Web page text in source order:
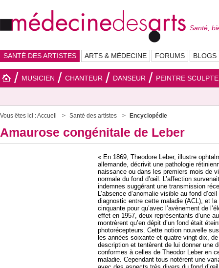
Santé,
SANTÉ DES ARTISTES ARTS & MÉDECINE FORUMS BLOGS
MUSICIEN CHANTEUR DANSEUR PEINTRE
Vous êtes ici :Accueil Santé des artistes Encyclopédie
Amaurose congénitale de Leber
« En 1869, Theodore Leber, illustre
allemande, décrivit une pathologie
naissance ou dans les premiers mois de
normale du fond d’œil. L’affection
indemnes suggérant une transmission
L’absence d’anomalie visible au fond
diagnostic entre cette maladie (ACL), et
cinquante pour qu’avec l’avènement de
effet en 1957, deux représentants d’une
montrèrent qu’en dépit d’un fond était
photorécepteurs. Cette notion nouvelle
les années soixante et quatre vingt-dix,
description et tentèrent de lui donner une
conformes à celles de Theodor Leber en
maladie. Cependant tous notèrent une